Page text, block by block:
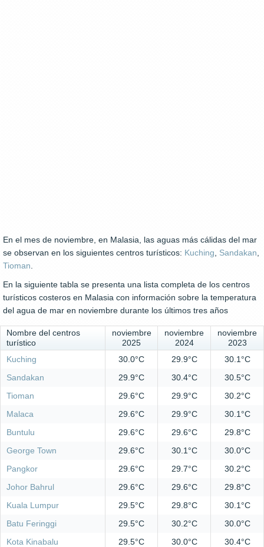
En el mes de noviembre, en Malasia, las aguas más cálidas del mar
se observan en los siguientes centros turísticos: Kuching Sandakan
Tioman
En la siguiente tabla se presenta una lista completa de los centros
turísticos costeros en Malasia con información sobre la temperatura
del agua de mar en noviembre durante los últimos tres años
Nombre del centros
turístico
noviembre
2025
noviembre
2024
noviembre
2023
Kuching
30.0°C 29.9°C
30.1°C
Sandakan
29.9°C 30.4°C
30.5°C
Tioman
29.6°C 29.9°C
30.2°C
Malaca
29.6°C 29.9°C
30.1°C
Buntulu
29.6°C 29.6°C
29.8°C
George Town
29.6°C 30.1°C
30.0°C
Pangkor
29.6°C 29.7°C
30.2°C
Johor Bahrul
29.6°C 29.6°C
29.8°C
Kuala Lumpur
29.5°C 29.8°C
30.1°C
Batu Feringgi
29.5°C 30.2°C
30.0°C
Kota Kinabalu
29.5°C 30.0°C
30.4°C